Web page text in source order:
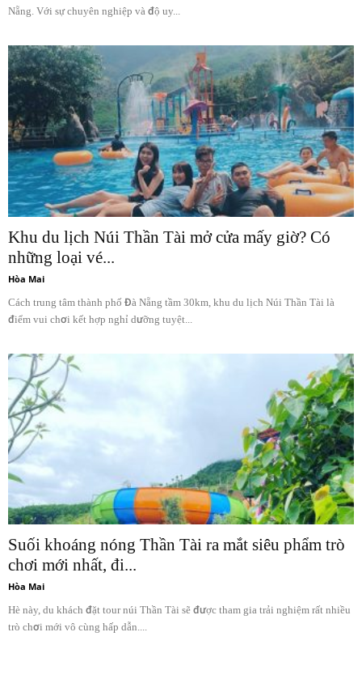
Nẵng. Với sự chuyên nghiệp và độ uy...
Khu du lịch Núi Thần Tài mở cửa mấy giờ? Có
những loại vé...
Hòa Mai
Cách trung tâm thành phố Đà Nẵng tầm 30km, khu du lịch Núi Thần Tài là
điểm vui chơi kết hợp nghỉ dưỡng tuyệt...
Suối khoáng nóng Thần Tài ra mắt siêu phẩm trò
chơi mới nhất, đi...
Hòa Mai
Hè này, du khách đặt tour núi Thần Tài sẽ được tham gia trải nghiệm rất nhiều
trò chơi mới vô cùng hấp dẫn....